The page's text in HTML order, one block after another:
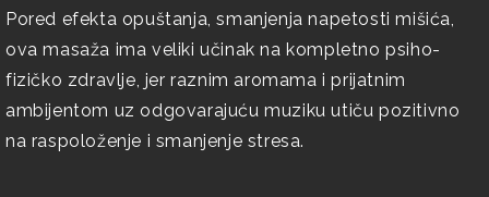
Pored efekta opuštanja, smanjenja napetosti mišića,
ova masaža ima veliki učinak na kompletno psiho-
fizičko zdravlje, jer raznim aromama i prijatnim
ambijentom uz odgovarajuću muziku utiču pozitivno
na raspoloženje i smanjenje stresa.